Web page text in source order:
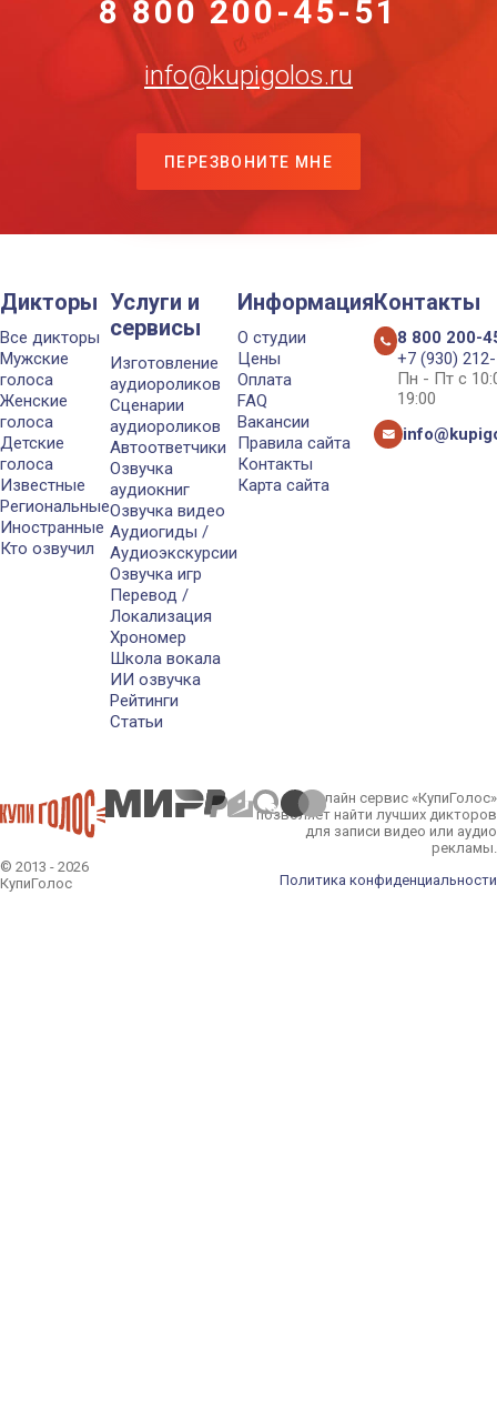
8 800 200-45-51
info@kupigolos.ru
ПЕРЕЗВОНИТЕ МНЕ
Дикторы
Все дикторы
Мужские
голоса
Женские
голоса
Детские
голоса
Известные
Региональные
Иностранные
Кто озвучил
Услуги и
сервисы
Изготовление
аудиороликов
Сценарии
аудиороликов
Автоответчики
Озвучка
аудиокниг
Озвучка видео
Аудиогиды /
Аудиоэкскурсии
Озвучка игр
Перевод /
Локализация
Хрономер
Школа вокала
ИИ озвучка
Рейтинги
Статьи
Информация
О студии
Цены
Оплата
FAQ
Вакансии
Правила сайта
Контакты
Карта сайта
Контакты
8 800 200-
+7 (930)
Пн - Пт с
19:00
© 2013 - 2026
КупиГолос
Онлайн сервис «КупиГолос»
позволяет найти лучших дикторов
для записи видео или аудио
рекламы.
Политика конфиденциальности